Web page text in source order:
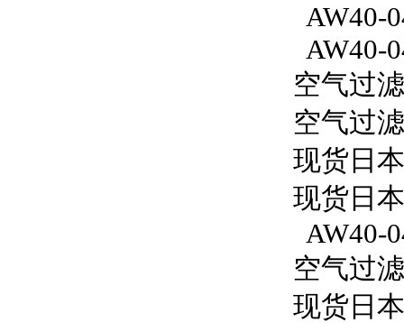
AW40-
AW40-
空气过
空气过
现货日
现货日
AW40-
空气过
现货日